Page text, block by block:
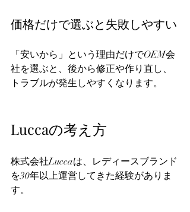
価格だけで選ぶと失敗しやすい
「安いから」という理由だけでOEM会
社を選ぶと、後から修正や作り直し、
トラブルが発生しやすくなります。
Luccaの考え方
株式会社Luccaは、レディースブランド
を30年以上運営してきた経験がありま
す。